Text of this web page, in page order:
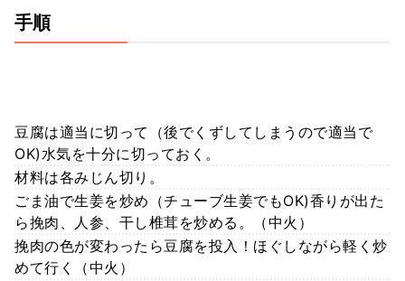
手順
豆腐は適当に切って（後でくずしてしまうので適当で
OK)水気を十分に切っておく。
材料は各みじん切り。
ごま油で生姜を炒め（チューブ生姜でもOK)香りが出た
ら挽肉、人参、干し椎茸を炒める。（中火）
挽肉の色が変わったら豆腐を投入！ほぐしながら軽く炒
めて行く（中火）